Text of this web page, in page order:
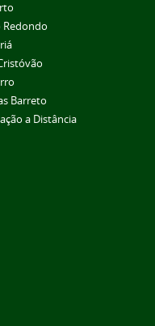
Redondo
Barreto
a Distância